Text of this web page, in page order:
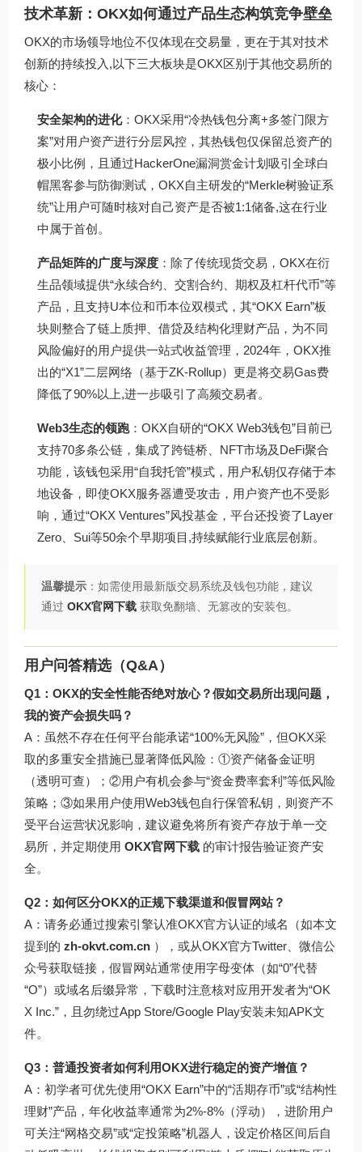
技术革新：OKX如何通过产品生态构筑竞争壁垒
OKX的市场领导地位不仅体现在交易量，更在于其对技术
创新的持续投入,以下三大板块是OKX区别于其他交易所的
核心：
安全架构的进化：OKX采用“冷热钱包分离+多签门限方
案”对用户资产进行分层风控，其热钱包仅保留总资产的
极小比例，且通过HackerOne漏洞赏金计划吸引全球白
帽黑客参与防御测试，OKX自主研发的“Merkle树验证系
统”让用户可随时核对自己资产是否被1:1储备,这在行业
中属于首创。
产品矩阵的广度与深度 ：除了传统现货交易，OKX在衍
生品领域提供“永续合约、交割合约、期权及杠杆代币”等
产品，且支持U本位和币本位双模式，其“OKX Earn”板
块则整合了链上质押、借贷及结构化理财产品，为不同
风险偏好的用户提供一站式收益管理，2024年，OKX推
出的“X1”二层网络（基于ZK-Rollup）更是将交易Gas费
降低了90%以上,进一步吸引了高频交易者。
Web3生态的领跑：OKX自研的“OKX Web3钱包”目前已
支持70多条公链，集成了跨链桥、NFT市场及DeFi聚合
功能，该钱包采用“自我托管”模式，用户私钥仅存储于本
地设备，即使OKX服务器遭受攻击，用户资产也不受影
响，通过“OKX Ventures”风投基金，平台还投资了Layer
Zero、Sui等50余个早期项目,持续赋能行业底层创新。
温馨提示 ：如需使用最新版交易系统及钱包功能，建议
通过 OKX官网下载 获取免翻墙、无篡改的安装包。
用户问答精选（Q&A）
Q1：OKX的安全性能否绝对放心？假如交易所出现问题，
我的资产会损失吗？
A：虽然不存在任何平台能承诺“100%无风险”，但OKX采
取的多重安全措施已显著降低风险：①资产储备金证明
（透明可查）；②用户有机会参与“资金费率套利”等低风险
策略；③如果用户使用Web3钱包自行保管私钥，则资产不
受平台运营状况影响，建议避免将所有资产存放于单一交
易所，并定期使用 OKX官网下载 的审计报告验证资产安
全。
Q2：如何区分OKX的正规下载渠道和假冒网站？
A：请务必通过搜索引擎认准OKX官方认证的域名（如本文
提到的 zh-okvt.com.cn ），或从OKX官方Twitter、微信公
众号获取链接，假冒网站通常使用字母变体（如“0”代替
“O”）或域名后缀异常，下载时注意核对应用开发者为“OK
X Inc.”，且勿绕过App Store/Google Play安装未知APK文
件。
Q3：普通投资者如何利用OKX进行稳定的资产增值？
A：初学者可优先使用“OKX Earn”中的“活期存币”或“结构性
理财”产品，年化收益率通常为2%-8%（浮动），进阶用户
可关注“网格交易”或“定投策略”机器人，设定价格区间后自